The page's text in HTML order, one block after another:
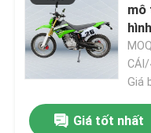
mô
hình
Giá
Giá tốt nhất